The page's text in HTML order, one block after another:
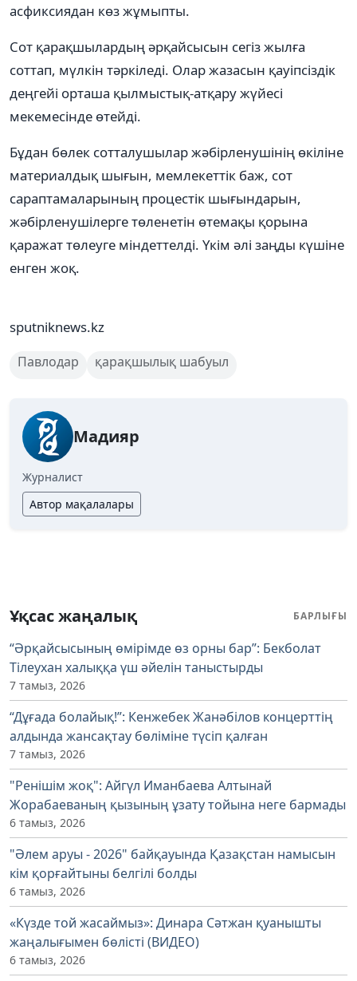
асфиксиядан көз жұмыпты.
Сот қарақшылардың әрқайсысын сегіз жылға
соттап, мүлкін тәркіледі. Олар жазасын қауіпсіздік
деңгейі орташа қылмыстық-атқару жүйесі
мекемесінде өтейді.
Бұдан бөлек сотталушылар жәбірленушінің өкіліне
материалдық шығын, мемлекеттік баж, сот
сараптамаларының процестік шығындарын,
жәбірленушілерге төленетін өтемақы қорына
қаражат төлеуге міндеттелді. Үкім әлі заңды күшіне
енген жоқ.
sputniknews.kz
Павлодар қарақшылық шабуыл
Мадияр
Журналист
Автор мақалалары
Ұқсас жаңалық БАРЛЫҒЫ
“Әрқайсысының өмірімде өз орны бар”: Бекболат
Тілеухан халыққа үш әйелін таныстырды
7 тамыз, 2026
“Дұғада болайық!”: Кенжебек Жанәбілов концерттің
алдында жансақтау бөліміне түсіп қалған
7 тамыз, 2026
"Ренішім жоқ": Айгүл Иманбаева Алтынай
Жорабаеваның қызының ұзату тойына неге бармады
6 тамыз, 2026
"Әлем аруы - 2026" байқауында Қазақстан намысын
кім қорғайтыны белгілі болды
6 тамыз, 2026
«Күзде той жасаймыз»: Динара Сәтжан қуанышты
жаңалығымен бөлісті (ВИДЕО)
6 тамыз, 2026